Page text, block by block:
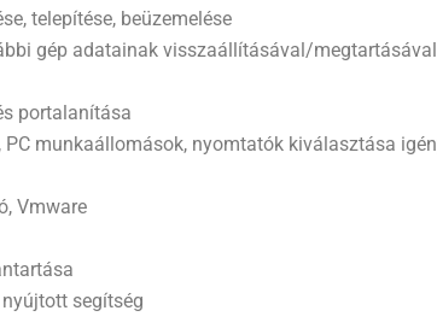
telepítése, beüzemelése
gép adatainak visszaállításával/
portalanítása
munkaállomások, nyomtatók kiválasztása
Vmware
nyújtott segítség